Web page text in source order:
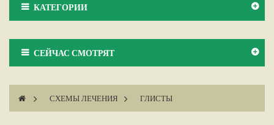
КАТЕГОРИИ
СЕЙЧАС СМОТРЯТ
> СХЕМЫ ЛЕЧЕНИЯ > ГЛИСТЫ